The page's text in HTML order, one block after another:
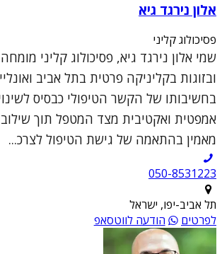
אלון נירגד גיא
פסיכולוג קליני
שמי אלון נירגד גיא, פסיכולוג קליני
ובזוגות בקליניקה פרטית בתל אביב
בחשיבותו של הקשר הטיפולי כבסיס
אמפטית ואקטיבית מצד המטפל תוך
מאמין בהתאמה של גישת הטיפול לצרכ...
050-8531223
תל אביב-יפו, ישראל
לפרטים
הודעה לווטסאפ